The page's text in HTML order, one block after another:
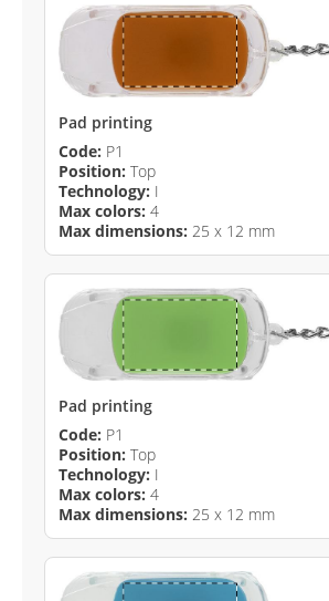
Pad printing
Code: P1
Position: Top
Technology: I
Max colors: 4
Max dimensions: 25 x 12 mm
Pad printing
Code: P1
Position: Top
Technology: I
Max colors: 4
Max dimensions: 25 x 12 mm